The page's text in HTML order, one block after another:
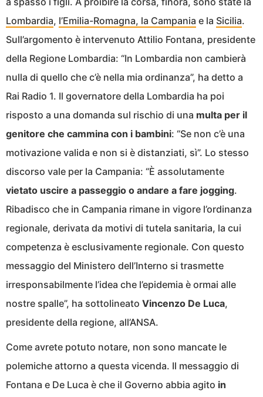
Lombardia, l’Emilia-Romagna, la Campania e la Sicilia.
Sull’argomento è intervenuto Attilio Fontana, presidente
della Regione Lombardia: “In Lombardia non cambierà
nulla di quello che c’è nella mia ordinanza”, ha detto a
Rai Radio 1. Il governatore della Lombardia ha poi
risposto a una domanda sul rischio di una multa per il
genitore che cammina con i bambini: “Se non c’è una
motivazione valida e non si è distanziati, sì”. Lo stesso
discorso vale per la Campania: “È assolutamente
vietato uscire a passeggio o andare a fare jogging.
Ribadisco che in Campania rimane in vigore l’ordinanza
regionale, derivata da motivi di tutela sanitaria, la cui
competenza è esclusivamente regionale. Con questo
messaggio del Ministero dell’Interno si trasmette
irresponsabilmente l’idea che l’epidemia è ormai alle
nostre spalle”, ha sottolineato Vincenzo De Luca,
presidente della regione, all’ANSA.
Come avrete potuto notare, non sono mancate le
polemiche attorno a questa vicenda. Il messaggio di
Fontana e De Luca è che il Governo abbia agito in